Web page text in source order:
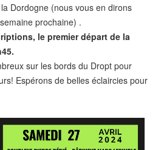
Dordogne (nous vous en dirons
prochaine) .
le premier départ de la
sur les bords du Dropt pour
Espérons de belles éclaircies pour